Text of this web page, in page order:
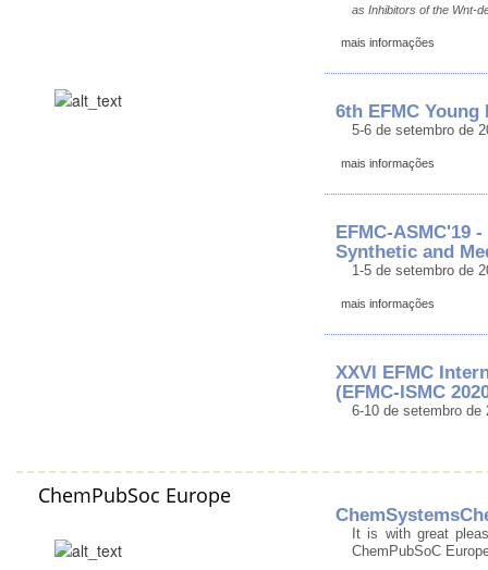
as Inhibitors of the Wnt-
mais informações
6th EFMC
5-6 de setembro de
mais informações
EFMC-ASMC'19
Synthetic and
1-5 de setembro de
mais informações
XXVI EFMC
(EFMC-ISMC
6-10 de setembro
ChemPubSoc Europe
It is with great
ChemPubSoC